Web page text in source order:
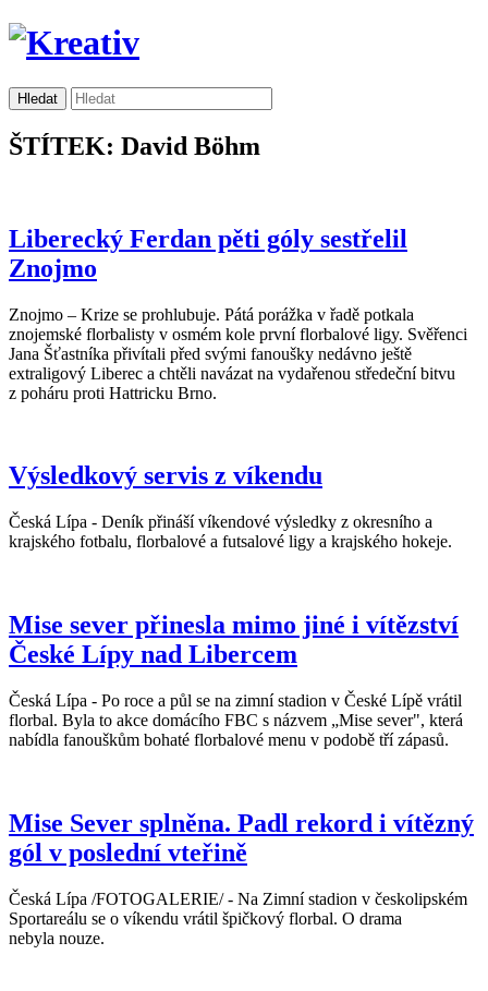
ŠTÍTEK: David Böhm
Liberecký Ferdan pěti góly sestřelil
Znojmo
Znojmo – Krize se prohlubuje. Pátá porážka v řadě potkala
znojemské florbalisty v osmém kole první florbalové ligy. Svěřenci
Jana Šťastníka přivítali před svými fanoušky nedávno ještě
extraligový Liberec a chtěli navázat na vydařenou středeční bitvu
z poháru proti Hattricku Brno.
Výsledkový servis z víkendu
Česká Lípa - Deník přináší víkendové výsledky z okresního a
krajského fotbalu, florbalové a futsalové ligy a krajského hokeje.
Mise sever přinesla mimo jiné i vítězství
České Lípy nad Libercem
Česká Lípa - Po roce a půl se na zimní stadion v České Lípě vrátil
florbal. Byla to akce domácího FBC s názvem „Mise sever", která
nabídla fanouškům bohaté florbalové menu v podobě tří zápasů.
Mise Sever splněna. Padl rekord i vítězný
gól v poslední vteřině
Česká Lípa /FOTOGALERIE/ - Na Zimní stadion v českolipském
Sportareálu se o víkendu vrátil špičkový florbal. O drama
nebyla nouze.